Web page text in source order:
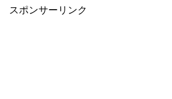
スポンサーリンク